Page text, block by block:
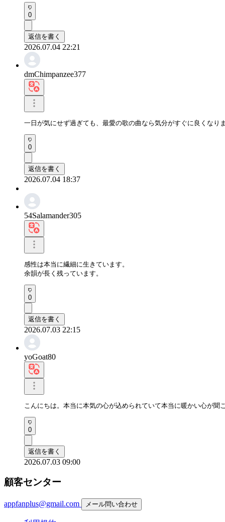
0
返信を書く
2026.07.04 22:21
dmChimpanzee377
一日が気にせず過ぎても、最愛の歌の曲なら気分がすぐに良くなり
0
返信を書く
2026.07.04 18:37
54Salamander305
感性は本当に繊細に生きています。
余韻が長く残っています。
0
返信を書く
2026.07.03 22:15
yoGoat80
こんにちは。本当に本気の心が込められていて本当に暖かい心が聞
0
返信を書く
2026.07.03 09:00
顧客センター
appfanplus@gmail.com メール問い合わせ